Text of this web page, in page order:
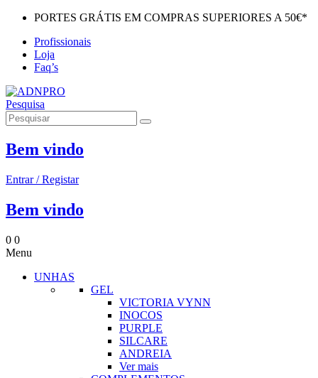
PORTES GRÁTIS EM COMPRAS SUPERIORES A 50€*
Profissionais
Loja
Faq’s
Pesquisa
Bem vindo
Entrar / Registar
Bem vindo
0 0
Menu
UNHAS
GEL
VICTORIA VYNN
INOCOS
PURPLE
SILCARE
ANDREIA
Ver mais